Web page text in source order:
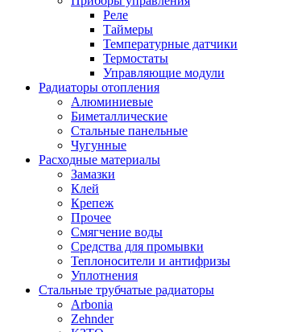
Реле
Таймеры
Температурные датчики
Термостаты
Управляющие модули
Радиаторы отопления
Алюминиевые
Биметаллические
Стальные панельные
Чугунные
Расходные материалы
Замазки
Клей
Крепеж
Прочее
Смягчение воды
Средства для промывки
Теплоносители и антифризы
Уплотнения
Стальные трубчатые радиаторы
Arbonia
Zehnder